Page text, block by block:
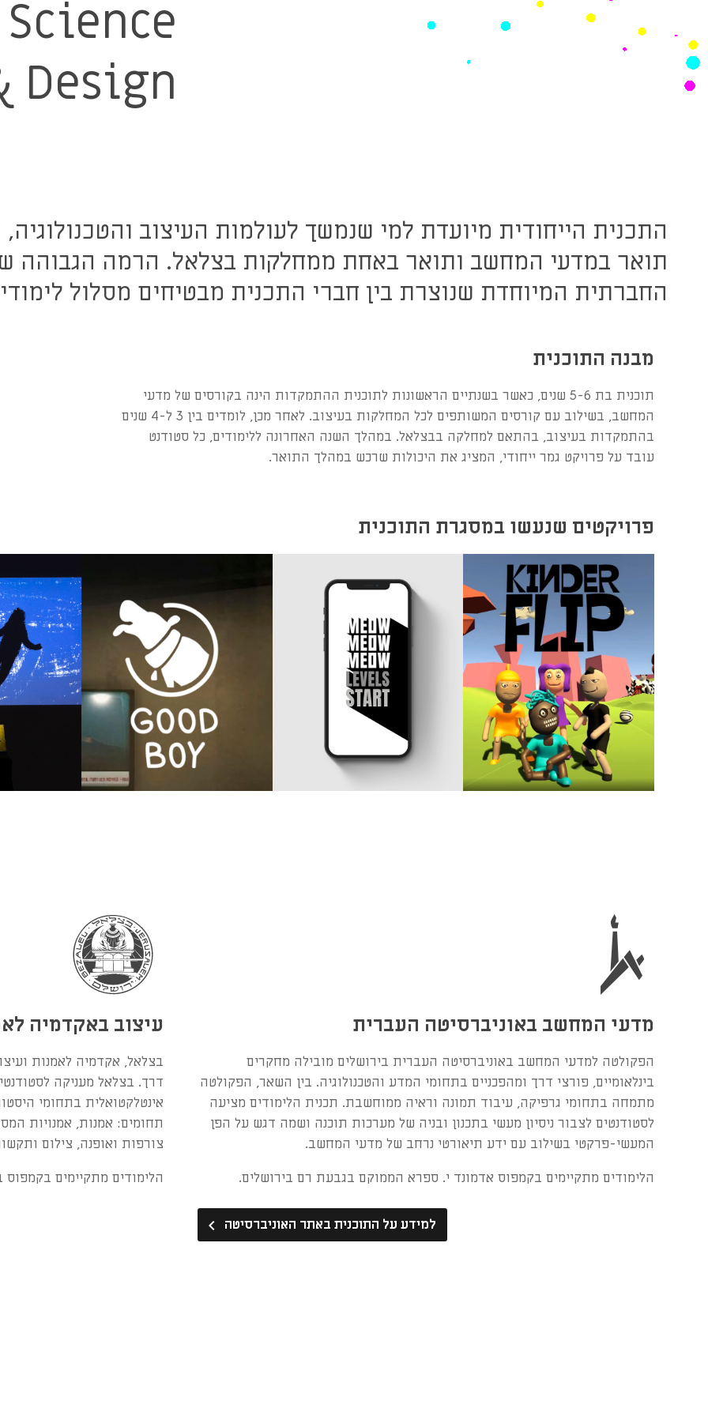
Science
Design
התכנית הייחודית מיועדת למי שנמשך לעולמות העיצוב
תואר במדעי המחשב ותואר באחת ממחלקות בצלאל. הרמה הגבוהה
החברתית המיוחדת שנוצרת בין חברי התכנית מבטיחים מסלול
מבנה התוכנית
תוכנית בת 5-6 שנים, כאשר בשנתיים הראשונות לתוכנית ההתמקדות הינה בקורסים של מדעי
המחשב, בשילוב עם קורסים המשותפים לכל המחלקות בעיצוב. לאחר מכן, לומדים בין 3 ל-4 שנים
בהתמקדות בעיצוב, בהתאם למחלקה בבצלאל. במהלך השנה האחרונה ללימודים, כל סטודנט
עובד על פרויקט גמר ייחודי, המציג את היכולות שרכש במהלך התואר.
פרויקטים שנעשו במסגרת התוכנית
מדעי המחשב באוניברסיטה העברית
הפקולטה למדעי המחשב באוניברסיטה העברית בירושלים מובילה מחקרים
בינלאומיים, פורצי דרך ומהפכניים בתחומי המדע והטכנולוגיה. בין השאר, הפקולטה
מתמחה בתחומי גרפיקה, עיבוד תמונה וראיה ממוחשבת. תכנית הלימודים מציעה
לסטודנטים לצבור ניסיון מעשי בתכנון ובניה של מערכות תוכנה ושמה דגש על הפן
המעשי-פרקטי בשילוב עם ידע תיאורטי נרחב של מדעי המחשב.
הלימודים מתקיימים בקמפוס אדמונד י. ספרא הממוקם בגבעת רם בירושלים.
למידע על התוכנית באתר האוניברסיטה keyboard_arrow_left
עיצוב באקדמיה
בצלאל, אקדמיה לאמנות
דרך. בצלאל מעניקה
אינטלקטואלית בתחומי
תחומים: אמנות, אמנויות
צורפות ואופנה, צילום
הלימודים מתקיימים בקמפוס